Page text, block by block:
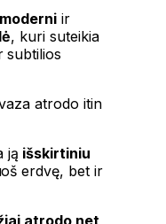
moderni ir
, kuri suteikia
subtilios
atrodo itin
ją išskirtiniu
erdvę, bet ir